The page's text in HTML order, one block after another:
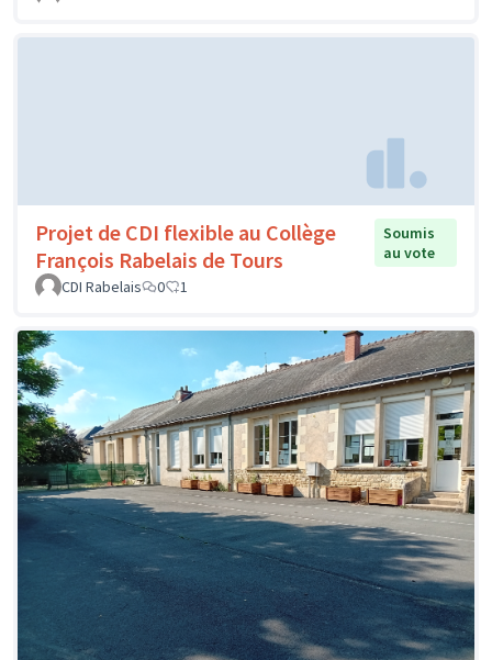
Projet de CDI flexible au Collège
François Rabelais de Tours
Soumis
au vote
CDI Rabelais
0 1